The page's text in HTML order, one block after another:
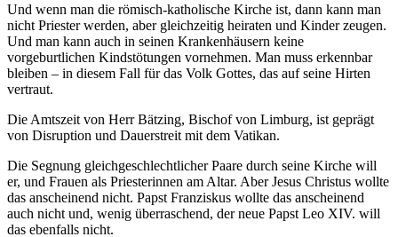
Und wenn man die römisch-katholische Kirche ist, dann kann man
nicht Priester werden, aber gleichzeitig heiraten und Kinder zeugen.
Und man kann auch in seinen Krankenhäusern keine
vorgeburtlichen Kindstötungen vornehmen. Man muss erkennbar
bleiben – in diesem Fall für das Volk Gottes, das auf seine Hirten
vertraut.
Die Amtszeit von Herr Bätzing, Bischof von Limburg, ist geprägt
von Disruption und Dauerstreit mit dem Vatikan.
Die Segnung gleichgeschlechtlicher Paare durch seine Kirche will
er, und Frauen als Priesterinnen am Altar. Aber Jesus Christus wollte
das anscheinend nicht. Papst Franziskus wollte das anscheinend
auch nicht und, wenig überraschend, der neue Papst Leo XIV. will
das ebenfalls nicht.